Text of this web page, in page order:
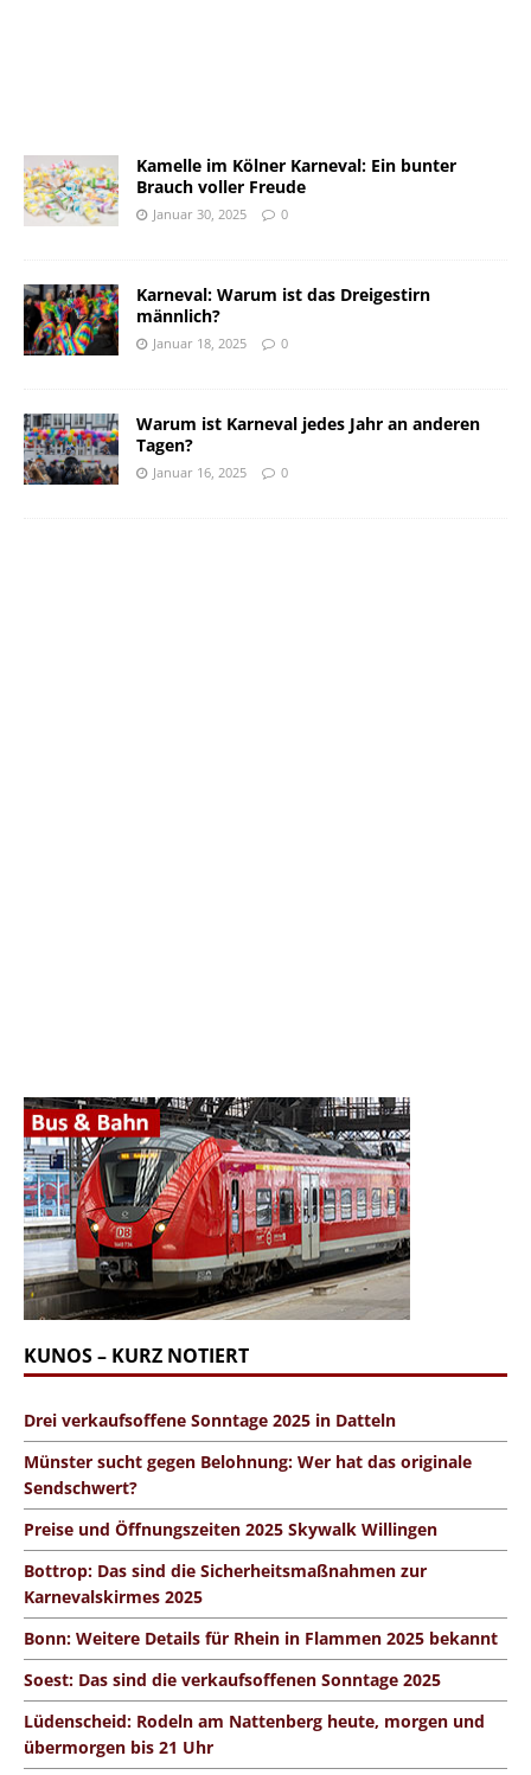
Kamelle im Kölner Karneval: Ein bunter
Brauch voller Freude
Januar 30, 2025 0
Karneval: Warum ist das Dreigestirn
männlich?
Januar 18, 2025 0
Warum ist Karneval jedes Jahr an anderen
Tagen?
Januar 16, 2025 0
KUNOS – KURZ NOTIERT
Drei verkaufsoffene Sonntage 2025 in Datteln
Münster sucht gegen Belohnung: Wer hat das originale
Sendschwert?
Preise und Öffnungszeiten 2025 Skywalk Willingen
Bottrop: Das sind die Sicherheitsmaßnahmen zur
Karnevalskirmes 2025
Bonn: Weitere Details für Rhein in Flammen 2025 bekannt
Soest: Das sind die verkaufsoffenen Sonntage 2025
Lüdenscheid: Rodeln am Nattenberg heute, morgen und
übermorgen bis 21 Uhr